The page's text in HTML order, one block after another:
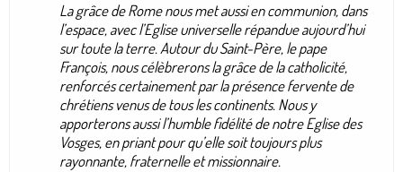
La grâce de Rome nous met aussi en communion, dans
l’espace, avec l’Eglise universelle répandue aujourd’hui
sur toute la terre. Autour du Saint-Père, le pape
François, nous célèbrerons la grâce de la catholicité,
renforcés certainement par la présence fervente de
chrétiens venus de tous les continents. Nous y
apporterons aussi l’humble fidélité de notre Eglise des
Vosges, en priant pour qu’elle soit toujours plus
rayonnante, fraternelle et missionnaire.